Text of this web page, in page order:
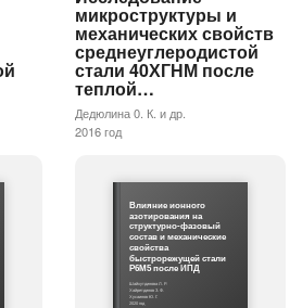
микроструктуры и
механических свойств
среднеуглеродистой
стали 40ХГНМ после
теплой…
Дедюлина 0. К. и др.
2016 год
Влияние ионного
азотирования на
структурно-фазовый
состав и механические
свойства
быстрорежущей стали
Р6М5 после ИПД
Шайхутдинова Л. Р.
Хайретдинов З. Ф.
Хусаинов Ю. Г.
2020 год